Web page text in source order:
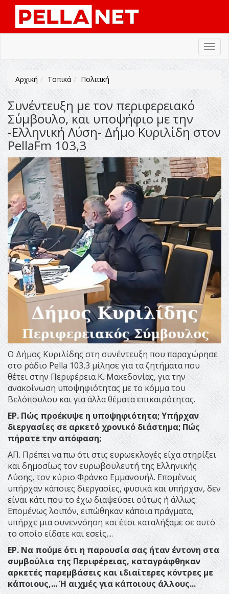
Αρχική Τοπικά Πολιτική
Συνέντευξη με τον περιφερειακό
Σύμβουλο, και υποψήφιο με την
-Ελληνική Λύση- Δήμο Κυριλίδη στον
PellaFm 103,3
Ο Δήμος Κυριλίδης στη συνέντευξη που παραχώρησε
στο ράδιο Pella 103,3 μίλησε για τα ζητήματα που
θέτει στην Περιφέρεια Κ. Μακεδονίας, για την
ανακοίνωση υποψηφιότητας με το κόμμα του
Βελόπουλου και για άλλα θέματα επικαιρότητας.
ΕΡ. Πώς προέκυψε η υποψηφιότητα; Υπήρχαν
διεργασίες σε αρκετό χρονικό διάστημα; Πώς
πήρατε την απόφαση;
ΑΠ. Πρέπει να πω ότι στις ευρωεκλογές είχα στηρίξει
και δημοσίως τον ευρωβουλευτή της Ελληνικής
Λύσης, τον κύριο Φράνκο Εμμανουήλ. Επομένως
υπήρχαν κάποιες διεργασίες, φυσικά και υπήρχαν, δεν
είναι κάτι που το έχω διαψεύσει ούτως ή άλλως.
Επομένως λοιπόν, ειπώθηκαν κάποια πράγματα,
υπήρχε μια συνεννόηση και έτσι καταλήξαμε σε αυτό
το οποίο είδατε και εσείς,...
ΕΡ. Να πούμε ότι η παρουσία σας ήταν έντονη στα
συμβούλια της Περιφέρειας, καταγράφθηκαν
αρκετές παρεμβάσεις και ιδιαίτερες κόντρες με
κάποιους,...Ή αιχμές για κάποιους άλλους...